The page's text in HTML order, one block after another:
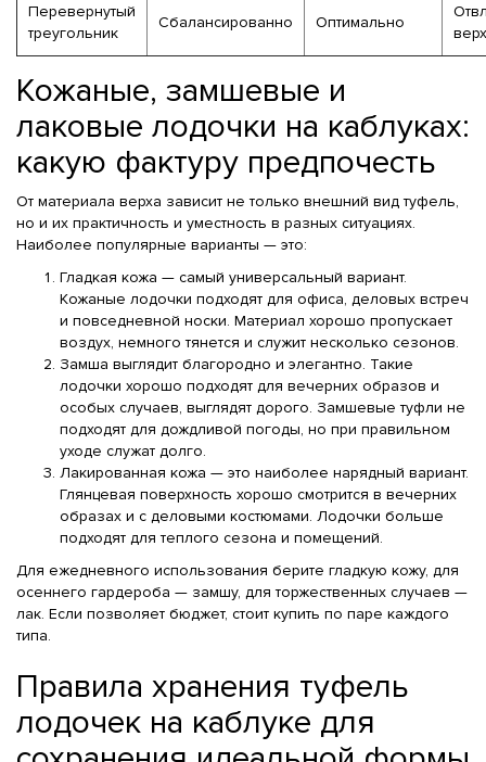
Перевернутый
треугольник
Сбалансированно Оптимально
Кожаные, замшевые и
лаковые лодочки на каблуках:
какую фактуру предпочесть
От материала верха зависит не только внешний вид туфель,
но и их практичность и уместность в разных ситуациях.
Наиболее популярные варианты — это:
Гладкая кожа — самый универсальный вариант.
Кожаные лодочки подходят для офиса, деловых встреч
и повседневной носки. Материал хорошо пропускает
воздух, немного тянется и служит несколько сезонов.
Замша выглядит благородно и элегантно. Такие
лодочки хорошо подходят для вечерних образов и
особых случаев, выглядят дорого. Замшевые туфли не
подходят для дождливой погоды, но при правильном
уходе служат долго.
Лакированная кожа — это наиболее нарядный вариант.
Глянцевая поверхность хорошо смотрится в вечерних
образах и с деловыми костюмами. Лодочки больше
подходят для теплого сезона и помещений.
Для ежедневного использования берите гладкую кожу, для
осеннего гардероба — замшу, для торжественных случаев —
лак. Если позволяет бюджет, стоит купить по паре каждого
типа.
Правила хранения туфель
лодочек на каблуке для